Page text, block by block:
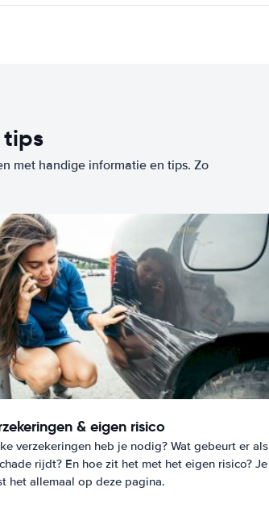
tips
met handige informatie en tips. Zo
& eigen risico
verzekeringen heb je nodig? Wat gebeurt er als
rijdt? En hoe zit het met het eigen risico? Je
het allemaal op deze pagina.